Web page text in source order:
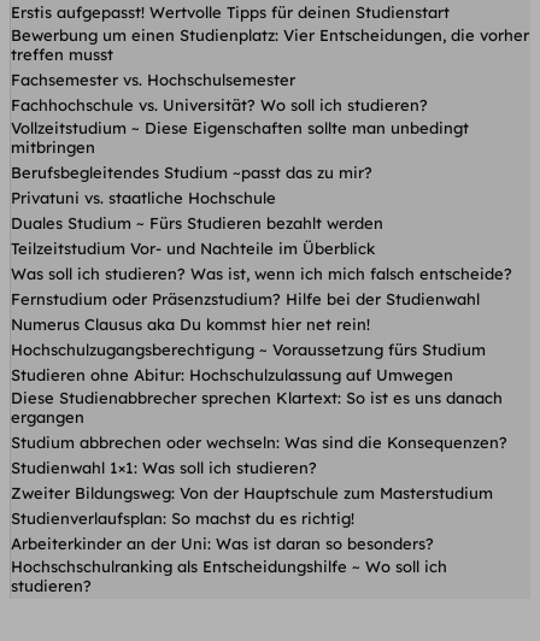
Erstis aufgepasst! Wertvolle Tipps für deinen Studienstart
Bewerbung um einen Studienplatz: Vier Entscheidungen, die vorher
treffen musst
Fachsemester vs. Hochschulsemester
Fachhochschule vs. Universität? Wo soll ich studieren?
Vollzeitstudium ~ Diese Eigenschaften sollte man unbedingt
mitbringen
Berufsbegleitendes Studium ~passt das zu mir?
Privatuni vs. staatliche Hochschule
Duales Studium ~ Fürs Studieren bezahlt werden
Teilzeitstudium Vor- und Nachteile im Überblick
Was soll ich studieren? Was ist, wenn ich mich falsch entscheide?
Fernstudium oder Präsenzstudium? Hilfe bei der Studienwahl
Numerus Clausus aka Du kommst hier net rein!
Hochschulzugangsberechtigung ~ Voraussetzung fürs Studium
Studieren ohne Abitur: Hochschulzulassung auf Umwegen
Diese Studienabbrecher sprechen Klartext: So ist es uns danach
ergangen
Studium abbrechen oder wechseln: Was sind die Konsequenzen?
Studienwahl 1×1: Was soll ich studieren?
Zweiter Bildungsweg: Von der Hauptschule zum Masterstudium
Studienverlaufsplan: So machst du es richtig!
Arbeiterkinder an der Uni: Was ist daran so besonders?
Hochschschulranking als Entscheidungshilfe ~ Wo soll ich
studieren?